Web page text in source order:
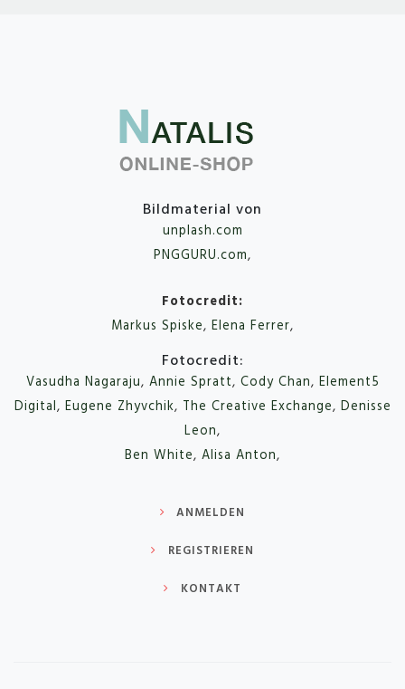
Bildmaterial von
unplash.com
PNGGURU.com,
Fotocredit:
Markus Spiske, Elena Ferrer,
Fotocredit:
Vasudha Nagaraju, Annie Spratt, Cody Chan, Element5
Digital, Eugene Zhyvchik, The Creative Exchange, Denisse
Leon,
Ben White, Alisa Anton,
ANMELDEN
REGISTRIEREN
KONTAKT